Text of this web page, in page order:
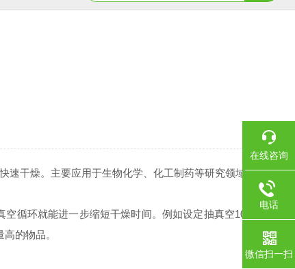
速干燥。主要应用于生物化学、化工制药等研究领域
循环就能进一步缩短干燥时间。例如设定抽真空10
的物品。
在线咨询
电话
微信扫一扫